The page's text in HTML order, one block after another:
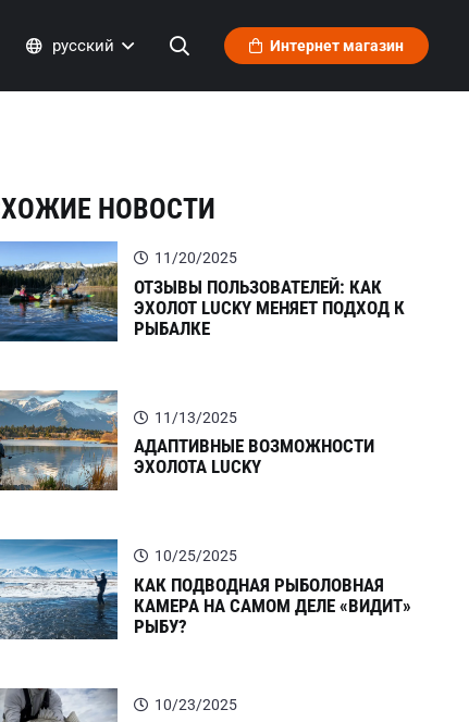
русский Интернет магазин
НОВОСТИ
11/20/2025
ОТЗЫВЫ ПОЛЬЗОВАТЕЛЕЙ: КАК
ЭХОЛОТ LUCKY МЕНЯЕТ ПОДХОД К
РЫБАЛКЕ
11/13/2025
АДАПТИВНЫЕ ВОЗМОЖНОСТИ
ЭХОЛОТА LUCKY
10/25/2025
КАК ПОДВОДНАЯ РЫБОЛОВНАЯ
КАМЕРА НА САМОМ ДЕЛЕ «ВИДИТ»
РЫБУ?
10/23/2025